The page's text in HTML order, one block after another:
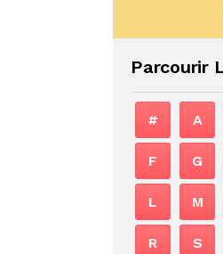
Parcourir
# A
F G
L M
R S